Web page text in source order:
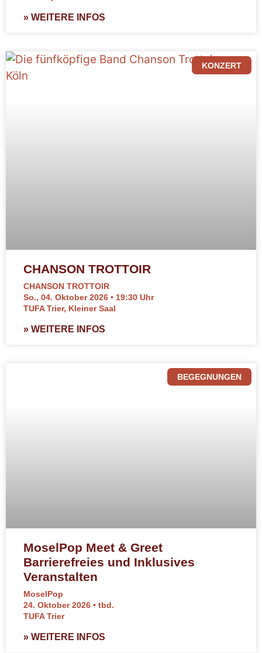
» WEITERE INFOS
KONZERT
CHANSON TROTTOIR
CHANSON TROTTOIR
So., 04. Oktober 2026 • 19:30 Uhr
TUFA Trier, Kleiner Saal
» WEITERE INFOS
BEGEGNUNGEN
MoselPop Meet & Greet
Barrierefreies und Inklusives
Veranstalten
MoselPop
24. Oktober 2026 • tbd.
TUFA Trier
» WEITERE INFOS